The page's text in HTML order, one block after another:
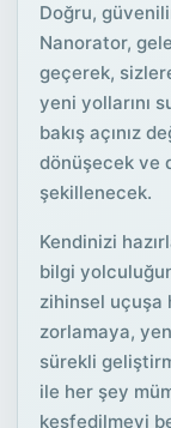
Doğru,
Nanorator,
geçerek,
yeni yollarını
bakış açınız
dönüşecek ve
şekillenecek.
Kendinizi
bilgi
zihinsel uçuşa
zorlamaya,
sürekli
ile her şey
keşfedilmeyi